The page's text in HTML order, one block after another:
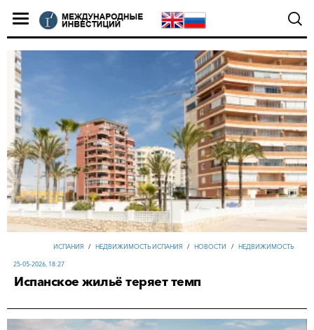
ИСПАНИЯ / НЕДВИЖИМОСТЬ ИСПАНИЯ / НОВОСТИ / НЕДВИЖИМОСТЬ
25-05-2026, 18:27
Испанское жильё теряет темп